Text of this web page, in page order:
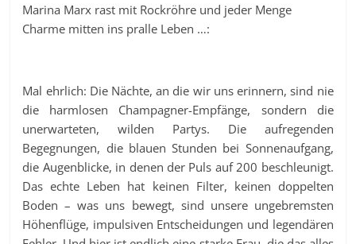
Marina Marx rast mit Rockröhre und jeder Menge
Charme mitten ins pralle Leben …:
Mal ehrlich: Die Nächte, an die wir uns erinnern, sind nie
die harmlosen Champagner-Empfänge, sondern die
unerwarteten, wilden Partys. Die aufregenden
Begegnungen, die blauen Stunden bei Sonnenaufgang,
die Augenblicke, in denen der Puls auf 200 beschleunigt.
Das echte Leben hat keinen Filter, keinen doppelten
Boden – was uns bewegt, sind unsere ungebremsten
Höhenflüge, impulsiven Entscheidungen und legendären